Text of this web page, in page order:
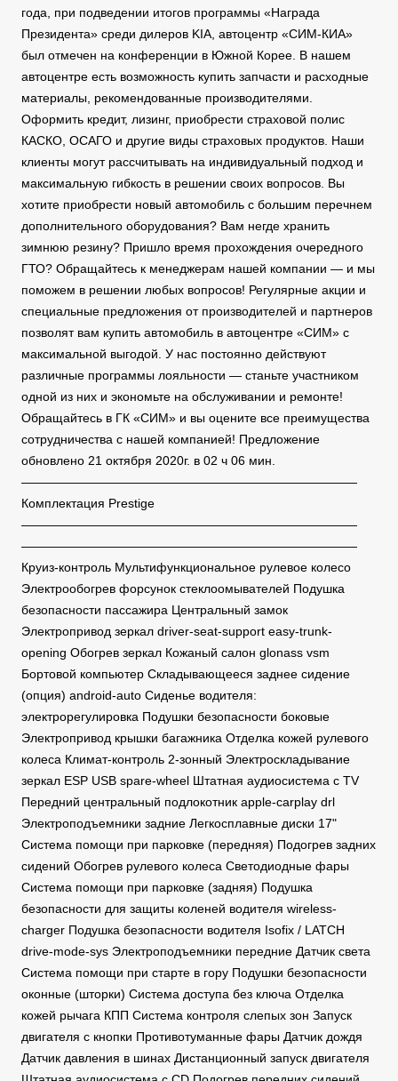
года, при подведении итогов программы «Награда
Президента» среди дилеров KIA, автоцентр «СИМ-КИА»
был отмечен на конференции в Южной Корее. В нашем
автоцентре есть возможность купить запчасти и расходные
материалы, рекомендованные производителями.
Оформить кредит, лизинг, приобрести страховой полис
КАСКО, ОСАГО и другие виды страховых продуктов. Наши
клиенты могут рассчитывать на индивидуальный подход и
максимальную гибкость в решении своих вопросов. Вы
хотите приобрести новый автомобиль с большим перечнем
дополнительного оборудования? Вам негде хранить
зимнюю резину? Пришло время прохождения очередного
ГТО? Обращайтесь к менеджерам нашей компании — и мы
поможем в решении любых вопросов! Регулярные акции и
специальные предложения от производителей и партнеров
позволят вам купить автомобиль в автоцентре «СИМ» с
максимальной выгодой. У нас постоянно действуют
различные программы лояльности — станьте участником
одной из них и экономьте на обслуживании и ремонте!
Обращайтесь в ГК «СИМ» и вы оцените все преимущества
сотрудничества с нашей компанией! Предложение
обновлено 21 октября 2020г. в 02 ч 06 мин.
———————————————————————————
Комплектация Prestige
———————————————————————————
———————————————————————————
Круиз-контроль Мультифункциональное рулевое колесо
Электрообогрев форсунок стеклоомывателей Подушка
безопасности пассажира Центральный замок
Электропривод зеркал driver-seat-support easy-trunk-
opening Обогрев зеркал Кожаный салон glonass vsm
Бортовой компьютер Складывающееся заднее сидение
(опция) android-auto Сиденье водителя:
электрорегулировка Подушки безопасности боковые
Электропривод крышки багажника Отделка кожей рулевого
колеса Климат-контроль 2-зонный Электроскладывание
зеркал ESP USB spare-wheel Штатная аудиосистема с TV
Передний центральный подлокотник apple-carplay drl
Электроподъемники задние Легкосплавные диски 17"
Система помощи при парковке (передняя) Подогрев задних
сидений Обогрев рулевого колеса Светодиодные фары
Система помощи при парковке (задняя) Подушка
безопасности для защиты коленей водителя wireless-
charger Подушка безопасности водителя Isofix / LATCH
drive-mode-sys Электроподъемники передние Датчик света
Система помощи при старте в гору Подушки безопасности
оконные (шторки) Система доступа без ключа Отделка
кожей рычага КПП Система контроля слепых зон Запуск
двигателя с кнопки Противотуманные фары Датчик дождя
Датчик давления в шинах Дистанционный запуск двигателя